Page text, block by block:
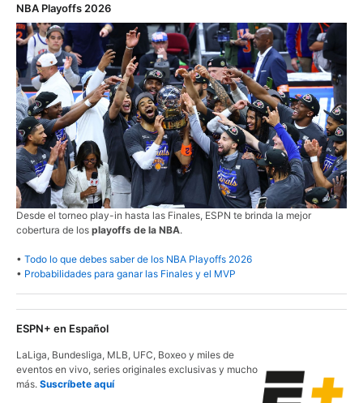
NBA Playoffs 2026
Desde el torneo play-in hasta las Finales, ESPN te brinda la mejor
cobertura de los playoffs de la NBA.
• Todo lo que debes saber de los NBA Playoffs 2026
• Probabilidades para ganar las Finales y el MVP
ESPN+ en Español
LaLiga, Bundesliga, MLB, UFC, Boxeo y miles de
eventos en vivo, series originales exclusivas y mucho
más. Suscríbete aquí